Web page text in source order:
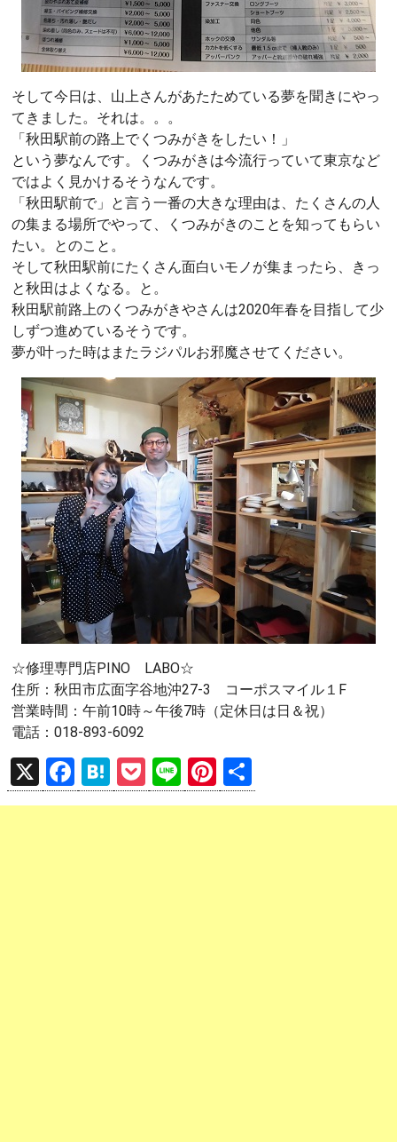
そして今日は、山上さんがあたためている夢を聞きにやっ
てきました。それは。。。
「秋田駅前の路上でくつみがきをしたい！」
という夢なんです。くつみがきは今流行っていて東京など
ではよく見かけるそうなんです。
「秋田駅前で」と言う一番の大きな理由は、たくさんの人
の集まる場所でやって、くつみがきのことを知ってもらい
たい。とのこと。
そして秋田駅前にたくさん面白いモノが集まったら、きっ
と秋田はよくなる。と。
秋田駅前路上のくつみがきやさんは2020年春を目指して少
しずつ進めているそうです。
夢が叶った時はまたラジパルお邪魔させてください。
☆修理専門店PINO LABO☆
住所：秋田市広面字谷地沖27-3 コーポスマイル１F
営業時間：午前10時～午後7時（定休日は日＆祝）
電話：018-893-6092
X
F
a
H
at
P
o
Li
n
Pi
nt 有